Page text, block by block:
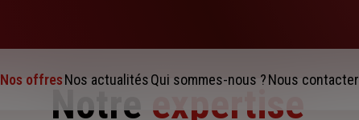
Nos offresNos actualitésQui sommes-nous ?Nous contacter
Notre expertise